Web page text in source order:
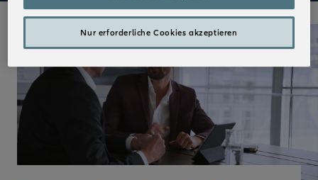
Nur erforderliche Cookies akzeptieren